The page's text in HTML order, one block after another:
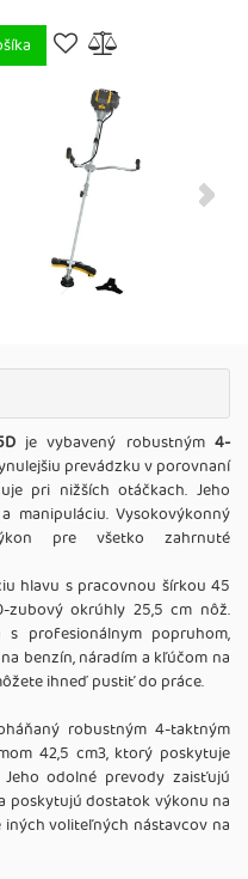
je vybavený robustným 4-
prevádzku v porovnaní
pri nižších otáčkach. Jeho
manipuláciu. Vysokovýkonný
pre všetko zahrnuté
hlavu s pracovnou šírkou 45
okrúhly 25,5 cm nôž.
profesionálnym popruhom,
benzín, náradím a kľúčom na
ihneď pustiť do práce.
robustným 4-taktným
42,5 cm3, ktorý poskytuje
odolné prevody zaisťujú
poskytujú dostatok výkonu na
voliteľných nástavcov na